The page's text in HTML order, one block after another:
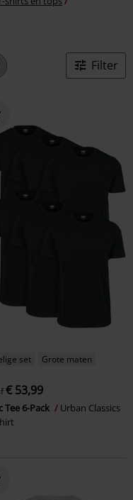
Filter
set Grote maten
€ 53,99
Tee 6-Pack
Urban Classics